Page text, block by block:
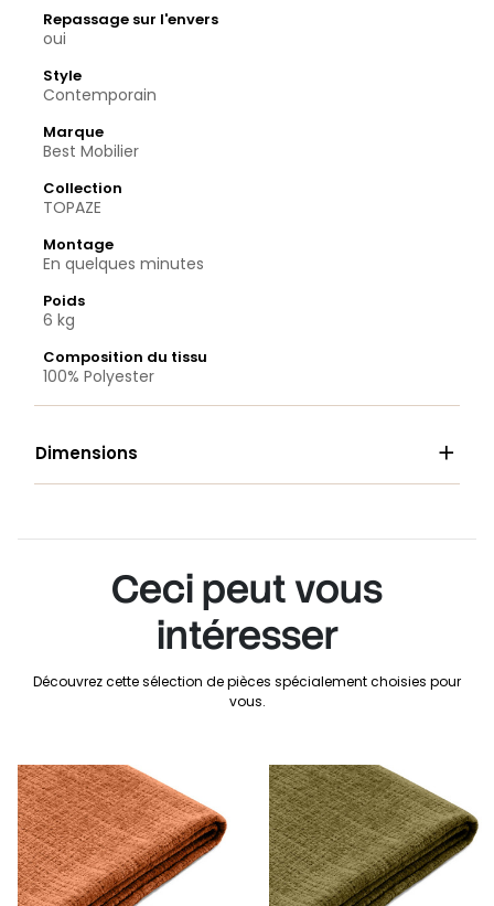
Repassage sur l'envers
oui
Style
Contemporain
Marque
Best Mobilier
Collection
TOPAZE
Montage
En quelques minutes
Poids
6 kg
Composition du tissu
100% Polyester
Dimensions 
Ceci peut vous
intéresser
Découvrez cette sélection de pièces spécialement choisies pour
vous.